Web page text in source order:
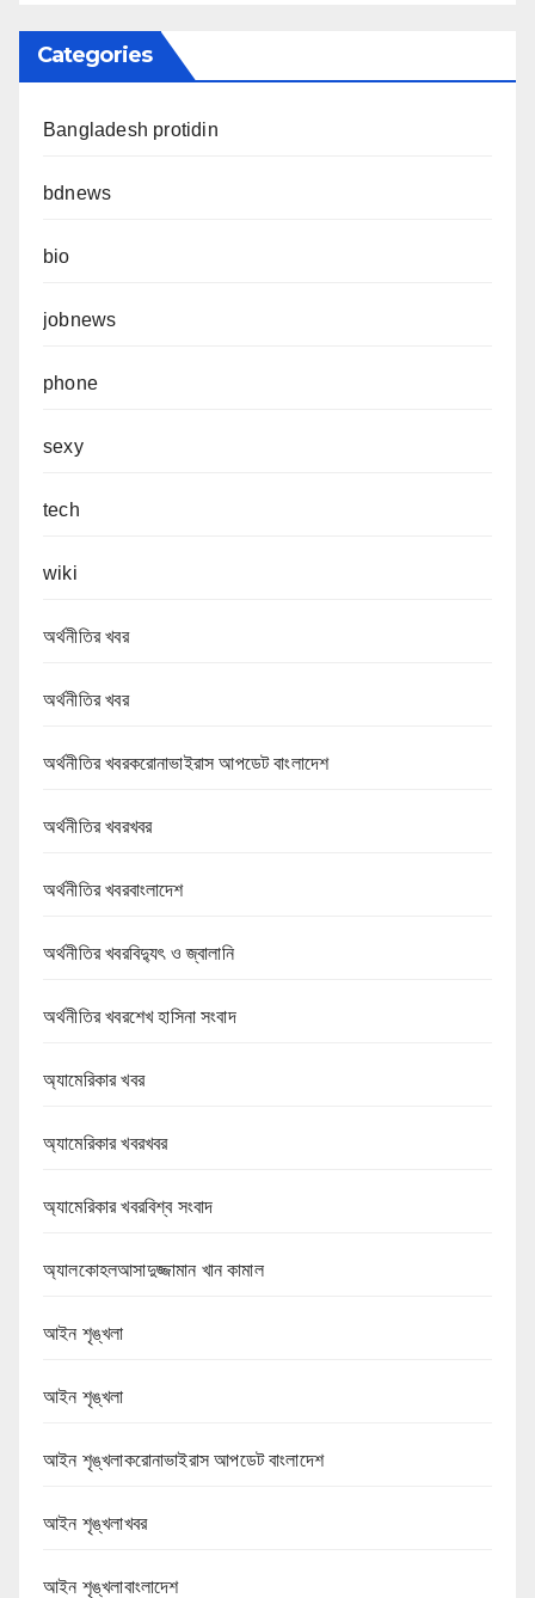
Categories
Bangladesh protidin
bdnews
bio
jobnews
phone
sexy
tech
wiki
অর্থনীতির খবর
অর্থনীতির খবর
অর্থনীতির খবরকরোনাভাইরাস আপডেট বাংলাদেশ
অর্থনীতির খবরখবর
অর্থনীতির খবরবাংলাদেশ
অর্থনীতির খবরবিদ্যুৎ ও জ্বালানি
অর্থনীতির খবরশেখ হাসিনা সংবাদ
অ্যামেরিকার খবর
অ্যামেরিকার খবরখবর
অ্যামেরিকার খবরবিশ্ব সংবাদ
অ্যালকোহলআসাদুজ্জামান খান কামাল
আইন শৃঙ্খলা
আইন শৃঙ্খলা
আইন শৃঙ্খলাকরোনাভাইরাস আপডেট বাংলাদেশ
আইন শৃঙ্খলাখবর
আইন শৃঙ্খলাবাংলাদেশ